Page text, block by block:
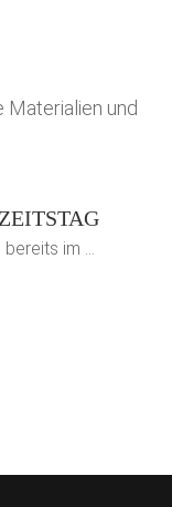
Materialien und
im …